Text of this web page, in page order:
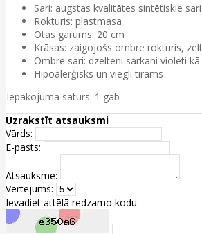
Sari: augstas kvalitātes sintētiskie sari
Rokturis: plastmasa
Otas garums: 20 cm
Krāsas: zaigojošs ombre rokturis,
Ombre sari: dzelteni sarkani violeti
Hipoalerģisks un viegli tīrāms
Iepakojuma saturs: 1 gab
Uzrakstīt atsauksmi
Vārds:
E-pasts:
Atsauksme:
Vērtējums:
Ievadiet attēlā redzamo kodu: